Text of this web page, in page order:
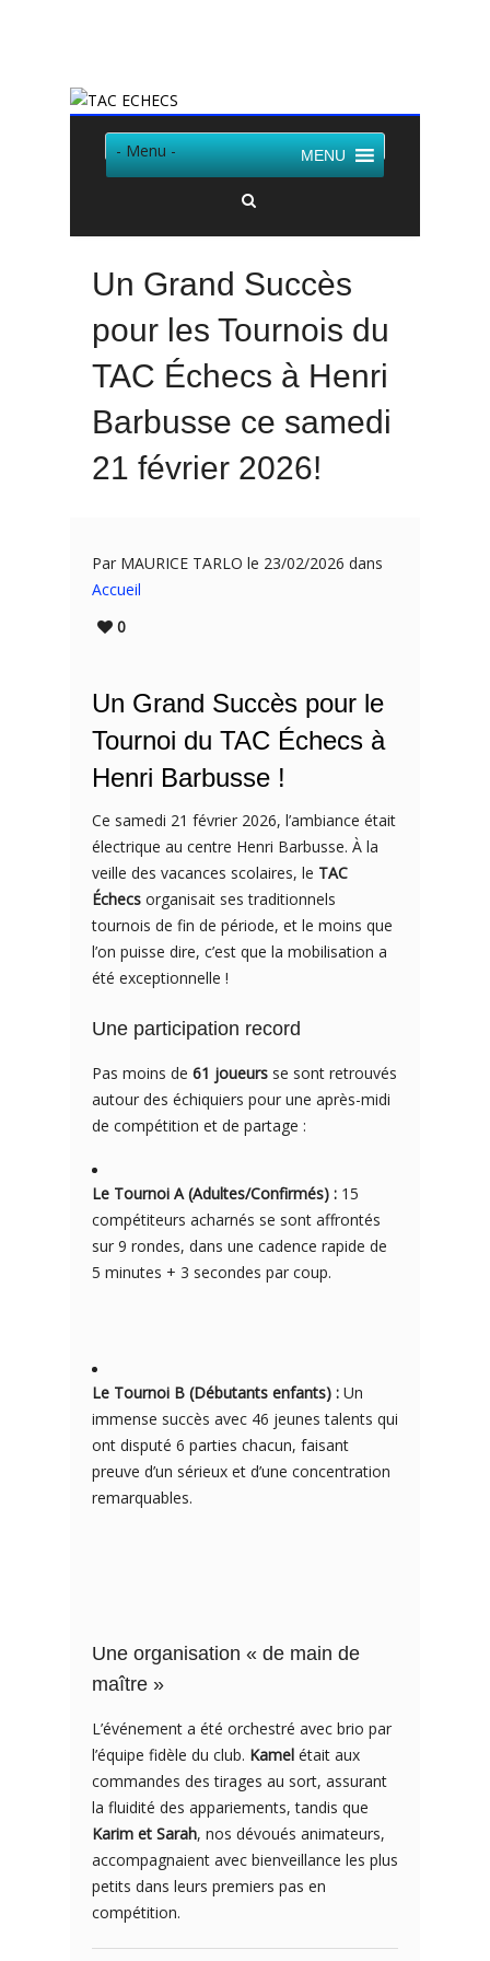
- Menu - MENU
Un Grand Succès
pour les Tournois du
TAC Échecs à Henri
Barbusse ce samedi
21 février 2026!
Par MAURICE TARLO le 23/02/2026 dans
Accueil
0
Un Grand Succès pour le
Tournoi du TAC Échecs à
Henri Barbusse !
Ce samedi 21 février 2026, l’ambiance était
électrique au centre Henri Barbusse. À la
veille des vacances scolaires, le TAC
Échecs organisait ses traditionnels
tournois de fin de période, et le moins que
l’on puisse dire, c’est que la mobilisation a
été exceptionnelle !
Une participation record
Pas moins de 61 joueurs se sont retrouvés
autour des échiquiers pour une après-midi
de compétition et de partage :
Le Tournoi A (Adultes/Confirmés) : 15
compétiteurs acharnés se sont affrontés
sur 9 rondes, dans une cadence rapide de
5 minutes + 3 secondes par coup.
Le Tournoi B (Débutants enfants) : Un
immense succès avec 46 jeunes talents qui
ont disputé 6 parties chacun, faisant
preuve d’un sérieux et d’une concentration
remarquables.
Une organisation « de main de
maître »
L’événement a été orchestré avec brio par
l’équipe fidèle du club. Kamel était aux
commandes des tirages au sort, assurant
la fluidité des appariements, tandis que
Karim et Sarah, nos dévoués animateurs,
accompagnaient avec bienveillance les plus
petits dans leurs premiers pas en
compétition.